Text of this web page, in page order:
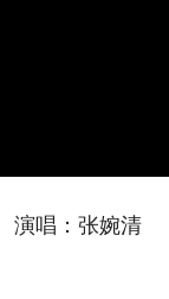
唱：张婉清